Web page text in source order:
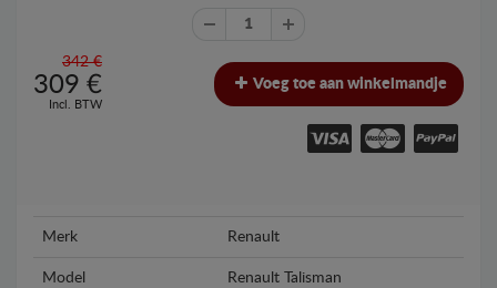
342 €
309 €
Incl. BTW
Voeg toe aan winkelmandje
Merk Renault
Model Renault Talisman